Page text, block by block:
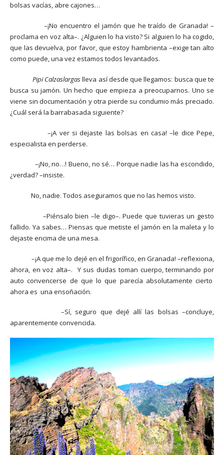
bolsas vacías, abre cajones…
–¡No encuentro el jamón que he traído de Granada! –
proclama en voz alta–. ¿Alguien lo ha visto? Si alguien lo ha cogido,
que las devuelva, por favor, que estoy hambrienta –exige tan alto
como puede, una vez estamos todos levantados.
Pipi Calzaslargaslleva así desde que llegamos: busca que te
busca su jamón. Un hecho que empieza a preocuparnos. Uno se
viene sin documentación y otra pierde su condumio más preciado.
¿Cuál será la barrabasada siguiente?
–¡A ver si dejaste las bolsas en casa! –le dice Pepe,
especialista en perderse.
–¡No, no…! Bueno, no sé… Porque nadie las ha escondido,
¿verdad? –insiste.
No, nadie. Todos aseguramos que no las hemos visto.
–Piénsalo bien –le digo–. Puede que tuvieras un gesto
fallido. Ya sabes… Piensas que metiste el jamón en la maleta y lo
dejaste encima de una mesa.
–¡A que me lo dejé en el frigorífico, en Granada! –reflexiona,
ahora, en voz alta–. Y sus dudas toman cuerpo, terminando por
auto convencerse de que lo que parecía absolutamente cierto
ahora es una ensoñación.
–Sí, seguro que dejé allí las bolsas –concluye,
aparentemente convencida.